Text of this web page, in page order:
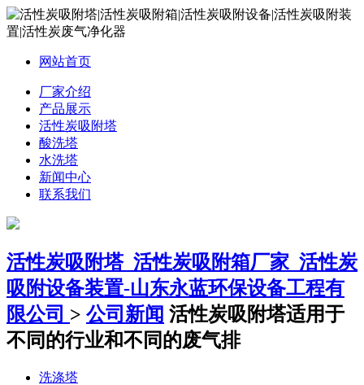
网站首页
厂家介绍
产品展示
活性炭吸附塔
酸洗塔
水洗塔
新闻中心
联系我们
活性炭吸附塔_活性炭吸附箱厂家_活性炭
吸附设备装置-山东永蓝环保设备工程有
限公司 > 公司新闻 活性炭吸附塔适用于
不同的行业和不同的废气排
洗涤塔